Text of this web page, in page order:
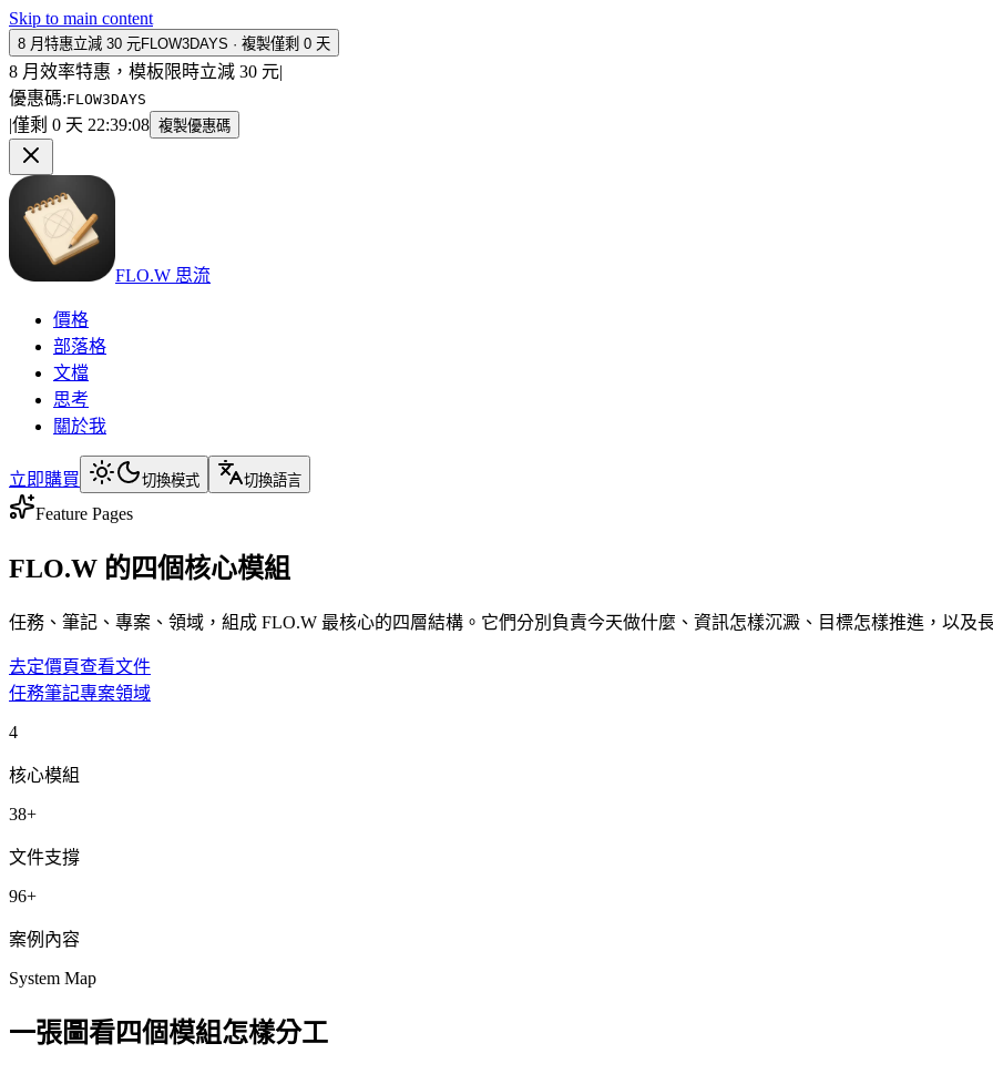
Skip to main content
8 月特惠立減 30 元FLOW3DAYS · 複製僅剩 0 天
8 月效率特惠，模板限時立減 30 元|
優惠碼:FLOW3DAYS
|僅剩 0 天 22:39:08 複製優惠碼
FLO.W 思流
價格
部落格
文檔
思考
關於我
立即購買 切換模式 切換語言
Feature Pages
FLO.W 的四個核心模組
任務、筆記、專案、領域，組成 FLO.W 最核心的四層結構。它們分別負責今天做什麼、資訊怎樣沉澱、目標怎樣推進，以及
去定價頁查看文件
任務筆記專案領域
4
核心模組
38+
文件支撐
96+
案例內容
System Map
一張圖看四個模組怎樣分工